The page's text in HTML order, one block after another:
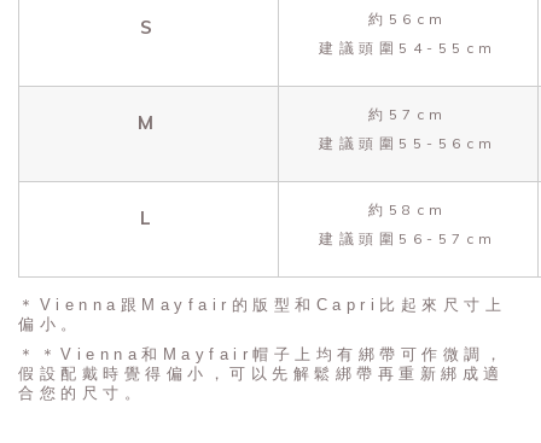
S
約56cm
建議頭圍54-55cm
M
約57cm
建議頭圍55-56cm
L
約58cm
建議頭圍56-57cm
＊Vienna跟Mayfair的版型和Capri比起來尺寸上
偏小。
＊＊Vienna和Mayfair帽子上均有綁帶可作微調，
假設配戴時覺得偏小，可以先解鬆綁帶再重新綁成適
合您的尺寸。